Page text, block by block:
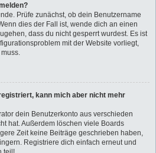
Prüfe zunächst, ob dein Benutzername
dies der Fall ist, wende dich an einen
dass du nicht gesperrt wurdest. Es ist
mit der Website vorliegt,
kann mich aber nicht mehr
dein Benutzerkonto aus verschieden
hat. Außerdem löschen viele Boards
Zeit keine Beiträge geschrieben haben,
Registriere dich einfach erneut und